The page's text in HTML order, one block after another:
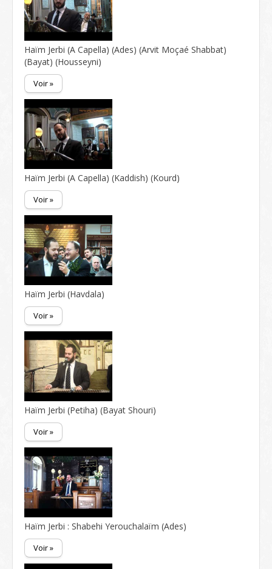
Haïm Jerbi (A Capella) (Ades) (Arvit Moçaé Shabbat)
(Bayat) (Housseyni)
Voir »
Haïm Jerbi (A Capella) (Kaddish) (Kourd)
Voir »
Haïm Jerbi (Havdala)
Voir »
Haïm Jerbi (Petiha) (Bayat Shouri)
Voir »
Haïm Jerbi : Shabehi Yerouchalaïm (Ades)
Voir »